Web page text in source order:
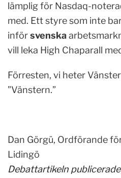
lämplig för Nasdaq-
med. Ett styre som inte
införsvenska
vill leka High Chaparall
Förresten, vi heter
”Vänstern.”
Dan Görgü, Ordförande
Lidingö
Debattartikeln